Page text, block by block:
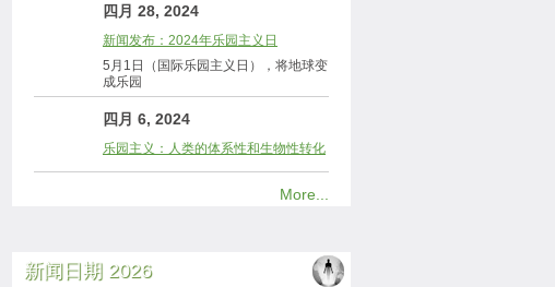
四月 28, 2024
新闻发布：2024年乐园主义日
5月1日（国际乐园主义日），将地球变
成乐园
四月 6, 2024
乐园主义：人类的体系性和生物性转化
More...
新闻日期 2026